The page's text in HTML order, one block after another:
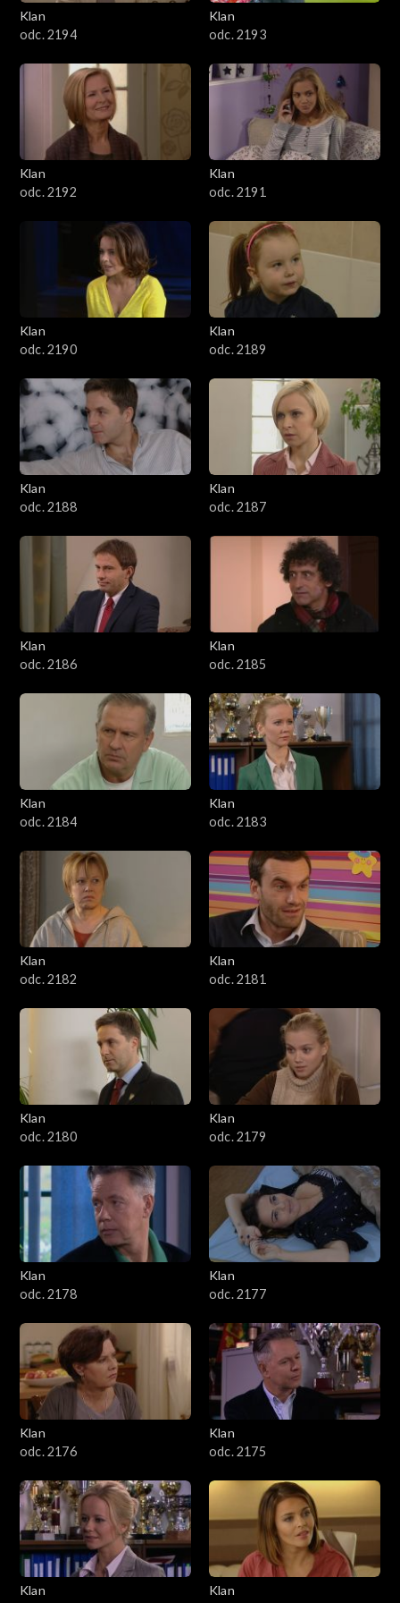
3201–3300
3101–3200
3001–3100
2901–3000
2801–2900
2701–2800
2501–2600
2401–2500
2301–2400
2201–2300
2101–2200
2001–2100
1901–2000
1801–1900
1701–1800
1601–1700
1501–1600
1401–1500
1301–1400
1201–1300
1101–1200
1001–1100
901–1000
801–900
601–700
501–600
401–500
301–400
201–300
101–200
1–100
Klan
odc. 2194
Klan
odc. 2193
Klan
odc. 2192
Klan
odc. 2191
Klan
odc. 2190
Klan
odc. 2189
Klan
odc. 2188
Klan
odc. 2187
Klan
odc. 2186
Klan
odc. 2185
Klan
odc. 2184
Klan
odc. 2183
Klan
odc. 2182
Klan
odc. 2181
Klan
odc. 2180
Klan
odc. 2179
Klan
odc. 2178
Klan
odc. 2177
Klan
odc. 2176
Klan
odc. 2175
Klan
Klan